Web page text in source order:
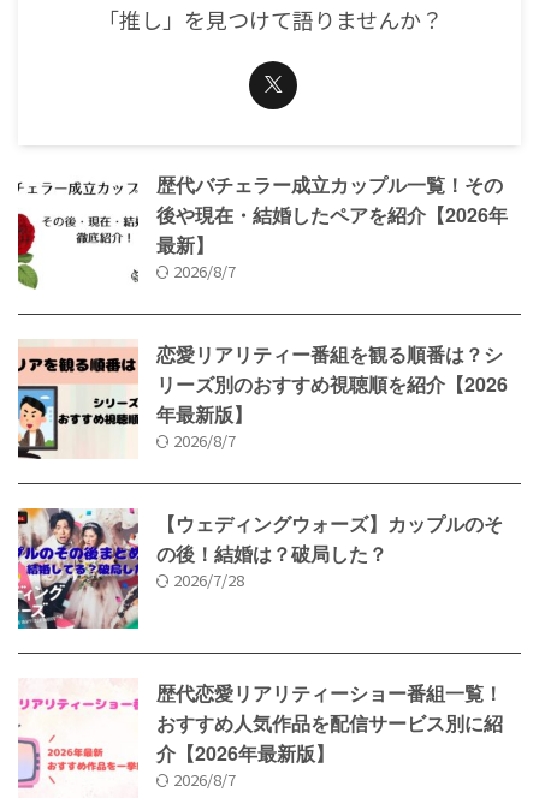
「推し」を見つけて語りませんか？
歴代バチェラー成立カップル一覧！その
後や現在・結婚したペアを紹介【2026年
最新】
2026/8/7
恋愛リアリティー番組を観る順番は？シ
リーズ別のおすすめ視聴順を紹介【2026
年最新版】
2026/8/7
【ウェディングウォーズ】カップルのそ
の後！結婚は？破局した？
2026/7/28
歴代恋愛リアリティーショー番組一覧！
おすすめ人気作品を配信サービス別に紹
介【2026年最新版】
2026/8/7